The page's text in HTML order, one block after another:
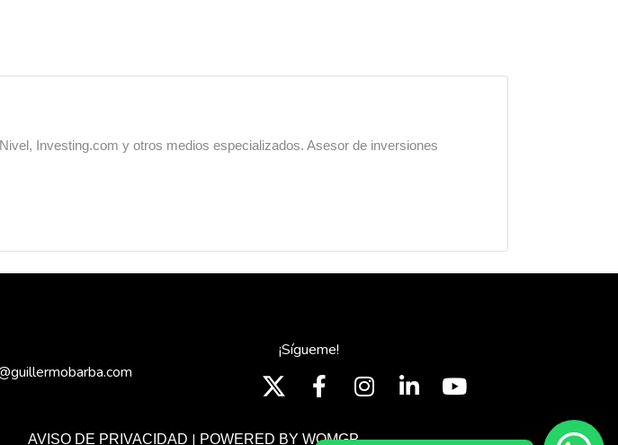
Investing.com y otros medios especializados. Asesor de inversiones
¡Sígueme!
AVISO DE PRIVACIDAD | POWERED BY WOMGP